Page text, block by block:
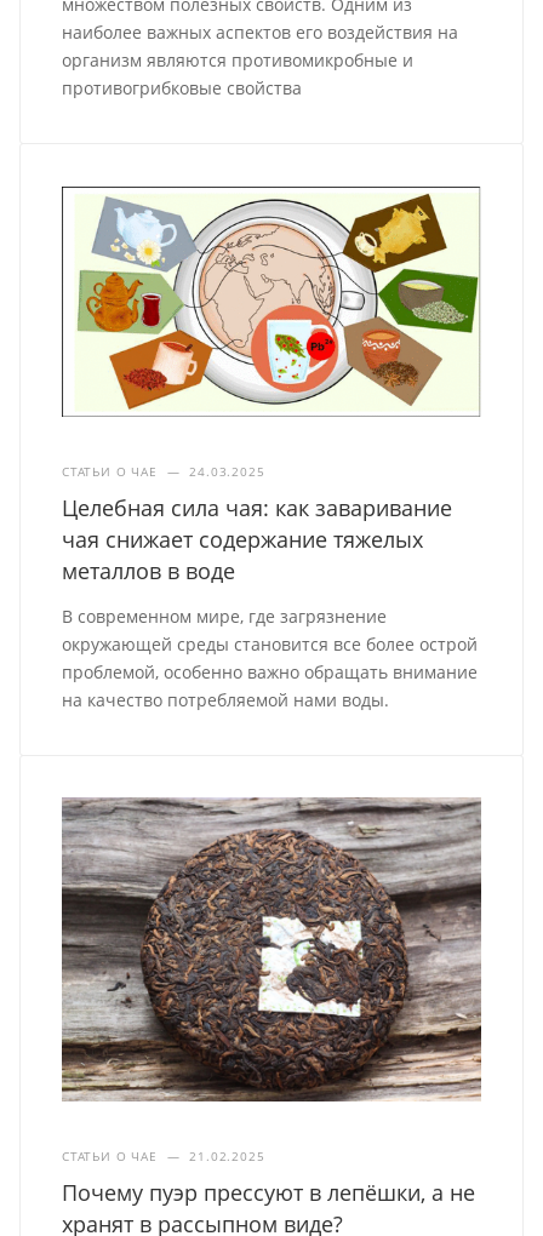
множеством полезных свойств. Одним из
наиболее важных аспектов его воздействия на
организм являются противомикробные и
противогрибковые свойства
СТАТЬИ О ЧАЕ — 24.03.2025
Целебная сила чая: как заваривание
чая снижает содержание тяжелых
металлов в воде
В современном мире, где загрязнение
окружающей среды становится все более острой
проблемой, особенно важно обращать внимание
на качество потребляемой нами воды.
СТАТЬИ О ЧАЕ — 21.02.2025
Почему пуэр прессуют в лепёшки, а не
хранят в рассыпном виде?